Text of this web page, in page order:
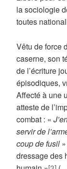
la sociologie
toutes
Vêtu de force
caserne, son
de l’écriture
épisodiques,
Affecté à une
atteste de
combat : «
servir de
coup de fusil
dressage des